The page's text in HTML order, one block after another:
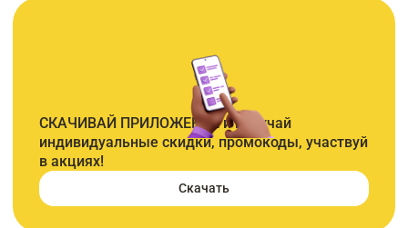
СКАЧИВАЙ ПРИЛОЖЕНИЕ и получай
индивидуальные скидки, промокоды, участвуй
в акциях!
Скачать